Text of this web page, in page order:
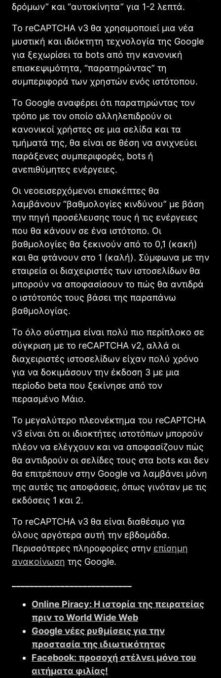
δρόμων” και “αυτοκίνητα” για 1-2 λεπτά.
Το reCAPTCHA v3 θα χρησιμοποιεί μια νέα
μυστική και ιδιόκτητη τεχνολογία της Google
για ξεχωρίσει τα bots από την κανονική
επισκεψιμότητα, “παρατηρώντας” τη
συμπεριφορά των χρηστών ενός ιστότοπου.
Το Google αναφέρει ότι παρατηρώντας τον
τρόπο με τον οποίο αλληλεπιδρούν οι
κανονικοί χρήστες σε μια σελίδα και τα
τμήματά της, θα είναι σε θέση να ανιχνεύει
παράξενες συμπεριφορές, bots ή
ανεπιθύμητες ενέργειες.
Οι νεοεισερχόμενοι επισκέπτες θα
λαμβάνουν “βαθμολογίες κινδύνου” με βάση
την πηγή προσέλευσης τους ή τις ενέργειες
που θα κάνουν σε ένα ιστότοπο. Οι
βαθμολογίες θα ξεκινούν από το 0,1 (κακή)
και θα φτάνουν στο 1 (καλή). Σύμφωνα με την
εταιρεία οι διαχειριστές των ιστοσελίδων θα
μπορούν να αποφασίσουν το πώς θα αντιδρά
ο ιστότοπός τους βάσει της παραπάνω
βαθμολογίας.
Το όλο σύστημα είναι πολύ πιο περίπλοκο σε
σύγκριση με το reCAPTCHA v2, αλλά οι
διαχειριστές ιστοσελίδων είχαν πολύ χρόνο
για να δοκιμάσουν την έκδοση 3 με μια
περίοδο beta που ξεκίνησε από τον
περασμένο Μάιο.
Το μεγαλύτερο πλεονέκτημα του reCAPTCHA
v3 είναι ότι οι ιδιοκτήτες ιστοτόπων μπορούν
πλέον να ελέγχουν και να αποφασίζουν πώς
θα αντιδρούν οι σελίδες τους στα bots και δεν
θα επιτρέπουν στην Google να λαμβάνει μόνη
της αυτές τις αποφάσεις, όπως γινόταν με τις
εκδόσεις 1 και 2.
Το reCAPTCHA v3 θα είναι διαθέσιμο για
όλους αργότερα αυτή την εβδομάδα.
Περισσότερες πληροφορίες στην επίσημη
ανακοίνωση της Google.
Online Piracy: Η ιστορία της πειρατείας
πριν το World Wide Web
Google νέες ρυθμίσεις για την
προστασία της ιδιωτικότητας
Facebook: προσοχή στέλνει μόνο του
αιτήματα φιλίας!